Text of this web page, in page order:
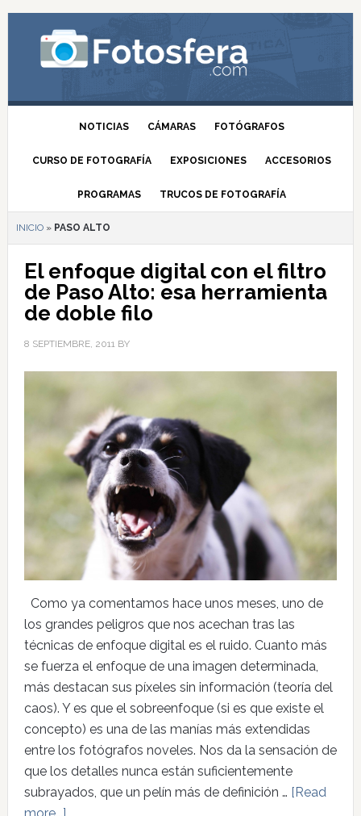
NOTICIAS CÁMARAS FOTÓGRAFOS
CURSO DE FOTOGRAFÍA EXPOSICIONES ACCESORIOS
PROGRAMAS TRUCOS DE FOTOGRAFÍA
INICIO» PASO ALTO
El enfoque digital con el filtro
de Paso Alto: esa herramienta
de doble filo
8 SEPTIEMBRE, 2011BY
Como ya comentamos hace unos meses, uno de
los grandes peligros que nos acechan tras las
técnicas de enfoque digital es el ruido. Cuanto más
se fuerza el enfoque de una imagen determinada,
más destacan sus píxeles sin información (teoría del
caos). Y es que el sobreenfoque (si es que existe el
concepto) es una de las manías más extendidas
entre los fotógrafos noveles. Nos da la sensación de
que los detalles nunca están suficientemente
subrayados, que un pelín más de definición … [Read